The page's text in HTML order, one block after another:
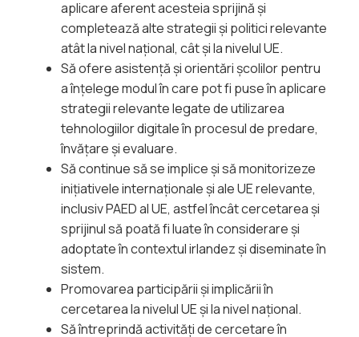
aplicare aferent acesteia sprijină și
completează alte strategii și politici relevante
atât la nivel național, cât și la nivelul UE.
Să ofere asistență și orientări școlilor pentru
a înțelege modul în care pot fi puse în aplicare
strategii relevante legate de utilizarea
tehnologiilor digitale în procesul de predare,
învățare și evaluare.
Să continue să se implice și să monitorizeze
inițiativele internaționale și ale UE relevante,
inclusiv PAED al UE, astfel încât cercetarea și
sprijinul să poată fi luate în considerare și
adoptate în contextul irlandez și diseminate în
sistem.
Promovarea participării și implicării în
cercetarea la nivelul UE și la nivel național.
Să întreprindă activități de cercetare în